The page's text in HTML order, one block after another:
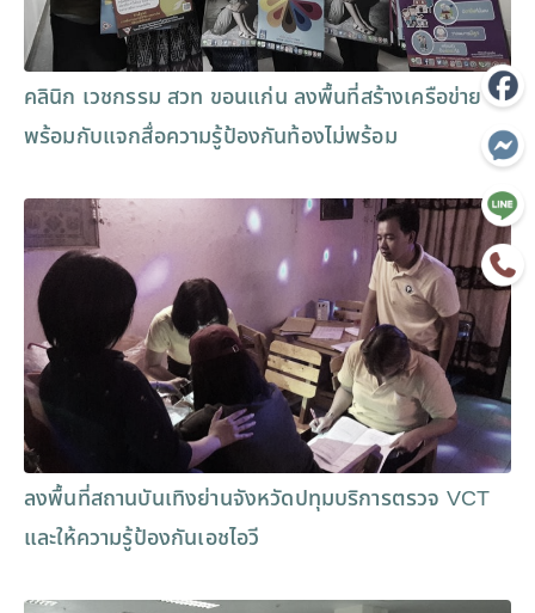
คลินิก เวชกรรม สวท ขอนแก่น ลงพื้นที่สร้างเครือข่าย
พร้อมกับแจกสื่อความรู้ป้องกันท้องไม่พร้อม
ลงพื้นที่สถานบันเทิงย่านจังหวัดปทุมบริการตรวจ VCT
และให้ความรู้ป้องกันเอชไอวี